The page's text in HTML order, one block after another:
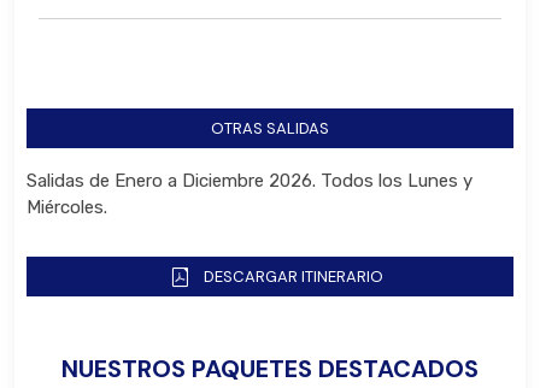
OTRAS SALIDAS
Salidas de Enero a Diciembre 2026. Todos los Lunes y
Miércoles.
DESCARGAR ITINERARIO
NUESTROS PAQUETES DESTACADOS